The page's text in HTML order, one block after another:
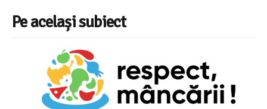
Pe același subiect